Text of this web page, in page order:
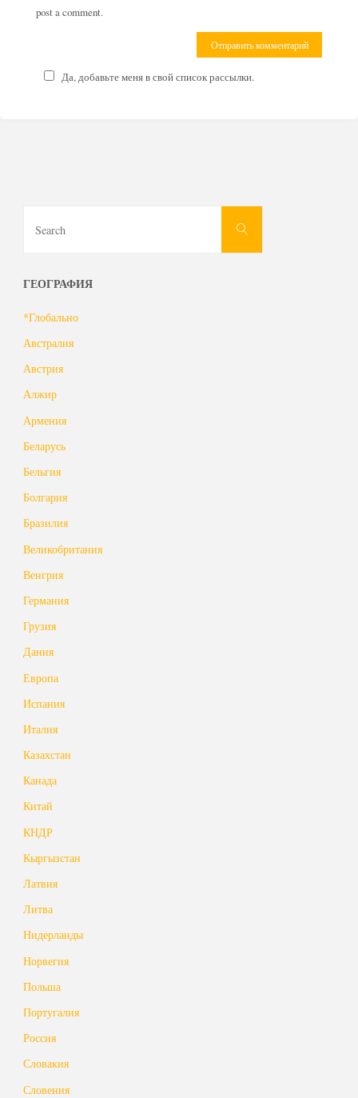
post a comment.
Да, добавьте меня в свой список рассылки.
Search
ГЕОГРАФИЯ
*Глобально
Австралия
Австрия
Алжир
Армения
Беларусь
Бельгия
Болгария
Бразилия
Великобритания
Венгрия
Германия
Грузия
Дания
Европа
Испания
Италия
Казахстан
Канада
Китай
КНДР
Кыргызстан
Латвия
Литва
Нидерланды
Норвегия
Польша
Португалия
Россия
Словакия
Словения